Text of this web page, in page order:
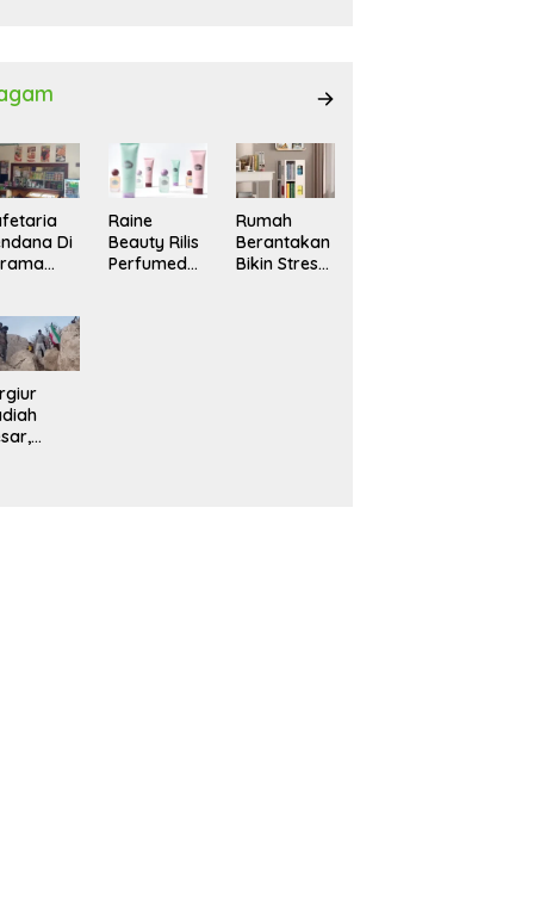
Di
Raine
Beauty Rilis
Perfumed
Rumah
Berantakan
Bikin Stres?